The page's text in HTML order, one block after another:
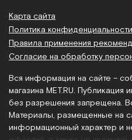
Карта сайта
Политика конфиденциальности
Правила применения
Согласие на обработку
Вся информация на сайте –
магазина MET.RU. Публикация
без разрешения запрещена.
Материалы, размещенные на
информационный характер и